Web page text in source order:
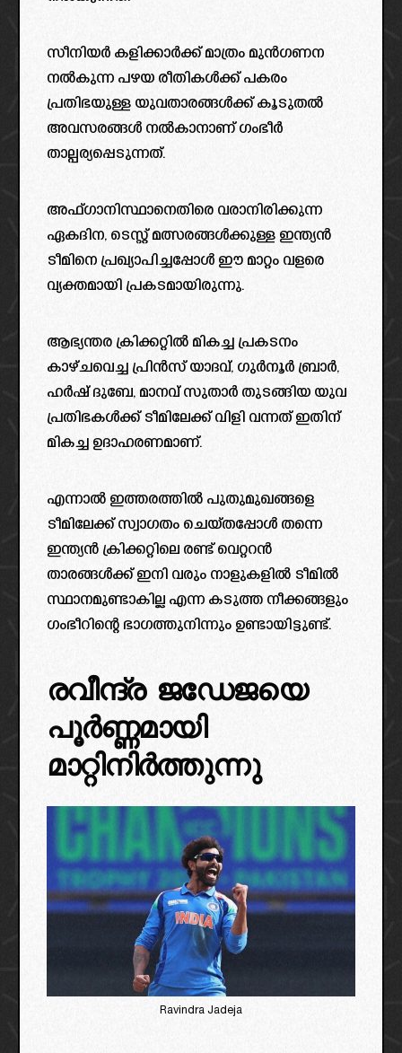
സീനിയർ കളിക്കാർക്ക് മാത്രം മുൻഗണന
നൽകുന്ന പഴയ രീതികൾക്ക് പകരം
പ്രതിഭയുള്ള യുവതാരങ്ങൾക്ക് കൂടുതൽ
അവസരങ്ങൾ നൽകാനാണ് ഗംഭീർ
താല്പര്യപ്പെടുന്നത്.
അഫ്ഗാനിസ്ഥാനെതിരെ വരാനിരിക്കുന്ന
ഏകദിന, ടെസ്റ്റ് മത്സരങ്ങൾക്കുള്ള ഇന്ത്യൻ
ടീമിനെ പ്രഖ്യാപിച്ചപ്പോൾ ഈ മാറ്റം വളരെ
വ്യക്തമായി പ്രകടമായിരുന്നു.
ആഭ്യന്തര ക്രിക്കറ്റിൽ മികച്ച പ്രകടനം
കാഴ്ചവെച്ച പ്രിൻസ് യാദവ്, ഗുർനൂർ ബ്രാർ,
ഹർഷ് ദുബേ, മാനവ് സുതാർ തുടങ്ങിയ യുവ
പ്രതിഭകൾക്ക് ടീമിലേക്ക് വിളി വന്നത് ഇതിന്
മികച്ച ഉദാഹരണമാണ്.
എന്നാൽ ഇത്തരത്തിൽ പുതുമുഖങ്ങളെ
ടീമിലേക്ക് സ്വാഗതം ചെയ്തപ്പോൾ തന്നെ
ഇന്ത്യൻ ക്രിക്കറ്റിലെ രണ്ട് വെറ്ററൻ
താരങ്ങൾക്ക് ഇനി വരും നാളുകളിൽ ടീമിൽ
സ്ഥാനമുണ്ടാകില്ല എന്ന കടുത്ത നീക്കങ്ങളും
ഗംഭീറിന്റെ ഭാഗത്തുനിന്നും ഉണ്ടായിട്ടുണ്ട്.
രവീന്ദ്ര ജഡേജയെ
പൂർണ്ണമായി
മാറ്റിനിർത്തുന്നു
Ravindra Jadeja